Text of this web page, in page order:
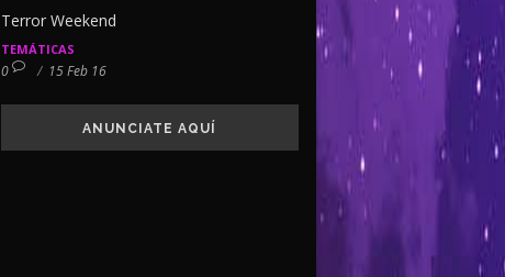
Terror Weekend
TEMÁTICAS
0 / 15 Feb 16
ANUNCIATE AQUÍ